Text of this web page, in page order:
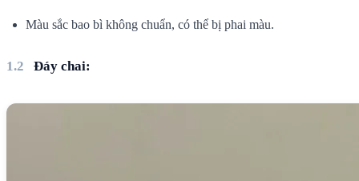
Màu sắc bao bì không chuẩn, có thể bị phai màu.
Đáy chai: